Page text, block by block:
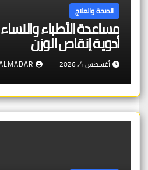
الصحة والعلاج
مساعدة الأطباء
أدوية إنقاص الوزن
أغسطس 4, 2026